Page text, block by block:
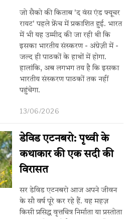
जो सैको की किताब 'द वंस एंड फ्यूचर
रायट' पहले फ्रेंच में प्रकाशित हुई. भारत
में भी यह उम्मीद की जा रही थी कि
इसका भारतीय संस्करण - अंग्रेज़ी में -
जल्द ही पाठकों के हाथों में होगा.
हालांकि, अब लगभग तय है कि इसका
भारतीय संस्करण पाठकों तक नहीं
पहुंचेगा.
13/06/2026
डेविड एटनबरो: पृथ्वी के
कथाकार की एक सदी की
विरासत
सर डेविड एटनबरो आज अपने जीवन
के सौ वर्ष पूरे कर रहे हैं. यह महज़
किसी प्रसिद्ध वृत्तचित्र निर्माता या प्रस्तोता